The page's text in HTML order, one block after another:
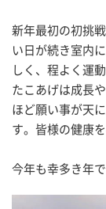
新年最初の初挑
い日が続き室内
しく、程よく運
たこあげは成長
ほど願い事が天
す。皆様の健康
今年も幸多き年